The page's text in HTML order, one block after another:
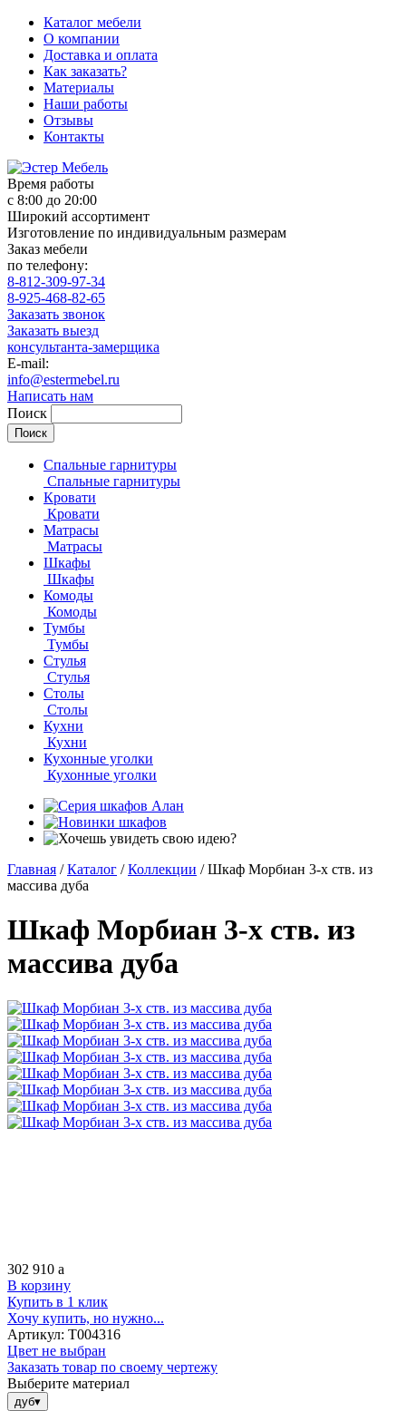
Каталог мебели
О компании
Доставка и оплата
Как заказать?
Материалы
Наши работы
Отзывы
Контакты
Время работы
с 8:00 до 20:00
Широкий ассортимент
Изготовление по индивидуальным размерам
Заказ мебели
по телефону:
8-812-309-97-34
8-925-468-82-65
Заказать звонок
Заказать выезд
консультанта-замерщика
E-mail:
info@estermebel.ru
Написать нам
Поиск
Спальные гарнитуры
Спальные гарнитуры
Кровати
Кровати
Матрасы
Матрасы
Шкафы
Шкафы
Комоды
Комоды
Тумбы
Тумбы
Стулья
Стулья
Столы
Столы
Кухни
Кухни
Кухонные уголки
Кухонные уголки
Главная / Каталог / Коллекции / Шкаф Морбиан 3-х ств. из
массива дуба
Шкаф Морбиан 3-х ств. из
массива дуба
302 910 a
В корзину
Купить в 1 клик
Хочу купить, но нужно...
Артикул: Т004316
Цвет не выбран
Заказать товар по своему чертежу
Выберите материал
дуб▾